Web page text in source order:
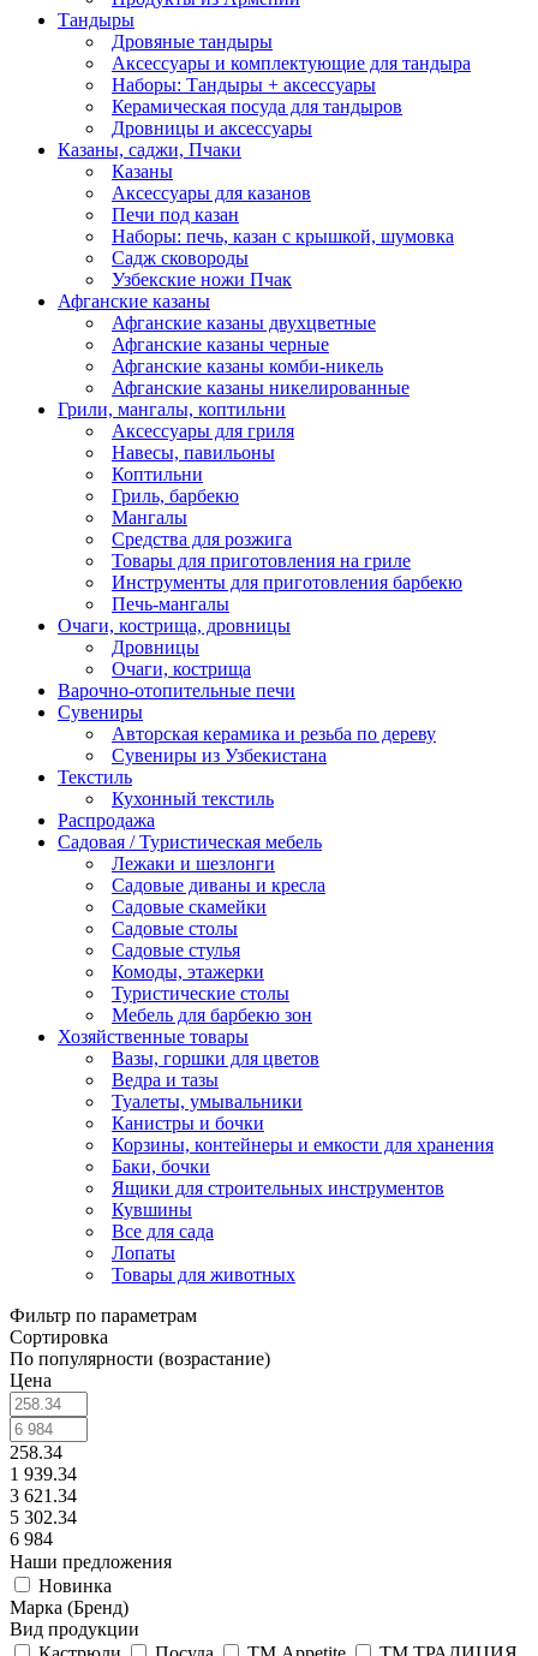
Тандыры
Дровяные тандыры
Аксессуары и комплектующие для тандыра
Наборы: Тандыры + аксессуары
Керамическая посуда для тандыров
Дровницы и аксессуары
Казаны, саджи, Пчаки
Казаны
Аксессуары для казанов
Печи под казан
Наборы: печь, казан с крышкой, шумовка
Садж сковороды
Узбекские ножи Пчак
Афганские казаны
Афганские казаны двухцветные
Афганские казаны черные
Афганские казаны комби-никель
Афганские казаны никелированные
Грили, мангалы, коптильни
Аксессуары для гриля
Навесы, павильоны
Коптильни
Гриль, барбекю
Мангалы
Средства для розжига
Товары для приготовления на гриле
Инструменты для приготовления барбекю
Печь-мангалы
Очаги, кострища, дровницы
Дровницы
Очаги, кострища
Варочно-отопительные печи
Сувениры
Авторская керамика и резьба по дереву
Сувениры из Узбекистана
Текстиль
Кухонный текстиль
Распродажа
Садовая / Туристическая мебель
Лежаки и шезлонги
Садовые диваны и кресла
Садовые скамейки
Садовые столы
Садовые стулья
Комоды, этажерки
Туристические столы
Мебель для барбекю зон
Хозяйственные товары
Вазы, горшки для цветов
Ведра и тазы
Туалеты, умывальники
Канистры и бочки
Корзины, контейнеры и емкости для хранения
Баки, бочки
Ящики для строительных инструментов
Кувшины
Все для сада
Лопаты
Товары для животных
Фильтр по параметрам
Сортировка
По популярности (возрастание)
Цена
258.34
1 939.34
3 621.34
5 302.34
6 984
Наши предложения
Новинка
Марка (Бренд)
Вид продукции